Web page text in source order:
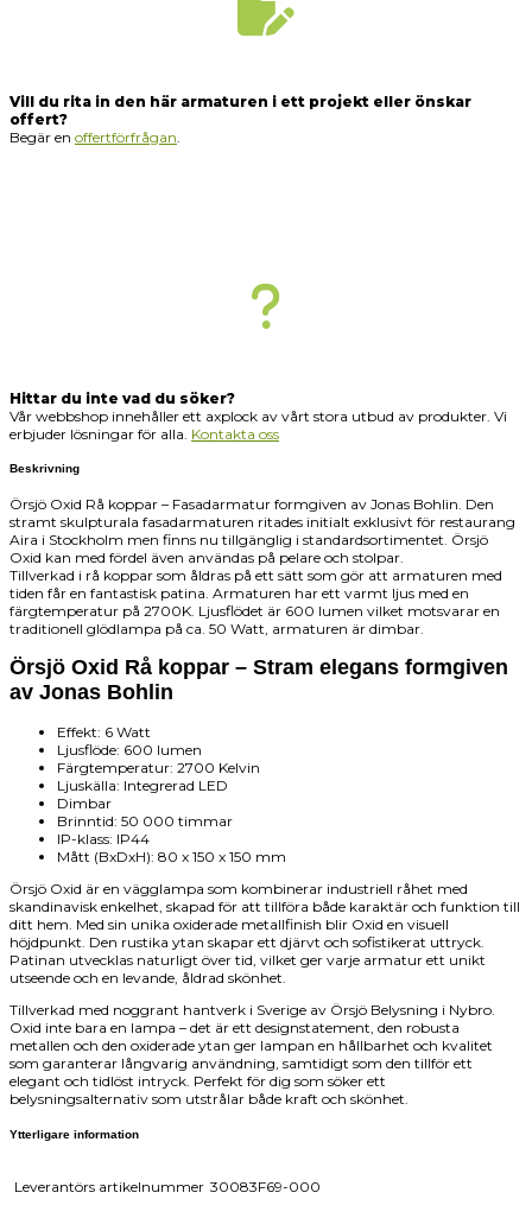
Vill du rita in den här armaturen i ett projekt eller önskar
offert?
Begär en offertförfrågan.
Hittar du inte vad du söker?
Vår webbshop innehåller ett axplock av vårt stora utbud av produkter. Vi
erbjuder lösningar för alla. Kontakta oss
Beskrivning
Örsjö Oxid Rå koppar – Fasadarmatur formgiven av Jonas Bohlin. Den
stramt skulpturala fasadarmaturen ritades initialt exklusivt för restaurang
Aira i Stockholm men finns nu tillgänglig i standardsortimentet. Örsjö
Oxid kan med fördel även användas på pelare och stolpar.
Tillverkad i rå koppar som åldras på ett sätt som gör att armaturen med
tiden får en fantastisk patina. Armaturen har ett varmt ljus med en
färgtemperatur på 2700K. Ljusflödet är 600 lumen vilket motsvarar en
traditionell glödlampa på ca. 50 Watt, armaturen är dimbar.
Örsjö Oxid Rå koppar – Stram elegans formgiven
av Jonas Bohlin
Effekt: 6 Watt
Ljusflöde: 600 lumen
Färgtemperatur: 2700 Kelvin
Ljuskälla: Integrerad LED
Dimbar
Brinntid: 50 000 timmar
IP-klass: IP44
Mått (BxDxH): 80 x 150 x 150 mm
Örsjö Oxid är en vägglampa som kombinerar industriell råhet med
skandinavisk enkelhet, skapad för att tillföra både karaktär och funktion till
ditt hem. Med sin unika oxiderade metallfinish blir Oxid en visuell
höjdpunkt. Den rustika ytan skapar ett djärvt och sofistikerat uttryck.
Patinan utvecklas naturligt över tid, vilket ger varje armatur ett unikt
utseende och en levande, åldrad skönhet.
Tillverkad med noggrant hantverk i Sverige av Örsjö Belysning i Nybro.
Oxid inte bara en lampa – det är ett designstatement, den robusta
metallen och den oxiderade ytan ger lampan en hållbarhet och kvalitet
som garanterar långvarig användning, samtidigt som den tillför ett
elegant och tidlöst intryck. Perfekt för dig som söker ett
belysningsalternativ som utstrålar både kraft och skönhet.
Ytterligare information
Leverantörs artikelnummer 30083F69-000